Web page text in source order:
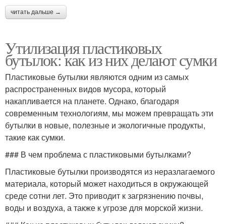
читать дальше →
Утилизация пластиковых
бутылок: как из них делают сумки
Пластиковые бутылки являются одним из самых
распространенных видов мусора, который
накапливается на планете. Однако, благодаря
современным технологиям, мы можем превращать эти
бутылки в новые, полезные и экологичные продукты,
такие как сумки.
### В чем проблема с пластиковыми бутылками?
Пластиковые бутылки производятся из неразлагаемого
материала, который может находиться в окружающей
среде сотни лет. Это приводит к загрязнению почвы,
воды и воздуха, а также к угрозе для морской жизни.